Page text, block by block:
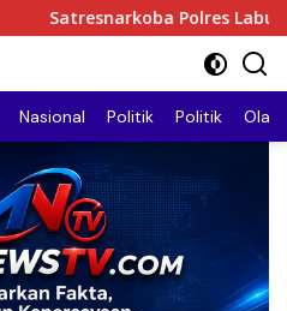
Labusel Tebar Kepedulian
Nasional Politik Politik